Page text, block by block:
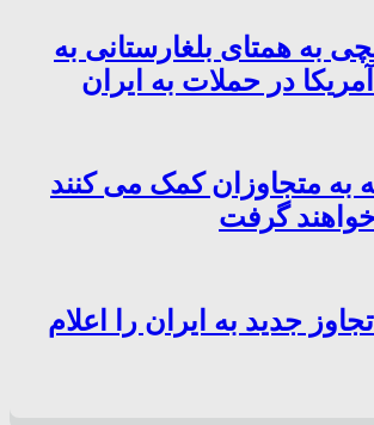
به همتای بلغارستانی به
در حملات به ایران
به متجاوزان کمک می کنند
گرفت
جدید به ایران را اعلام